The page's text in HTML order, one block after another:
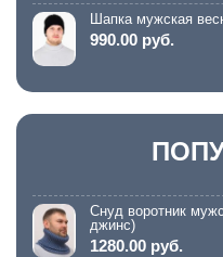
Шапка мужская
990.00 руб.
Снуд воротник
джинс)
1280.00 руб.